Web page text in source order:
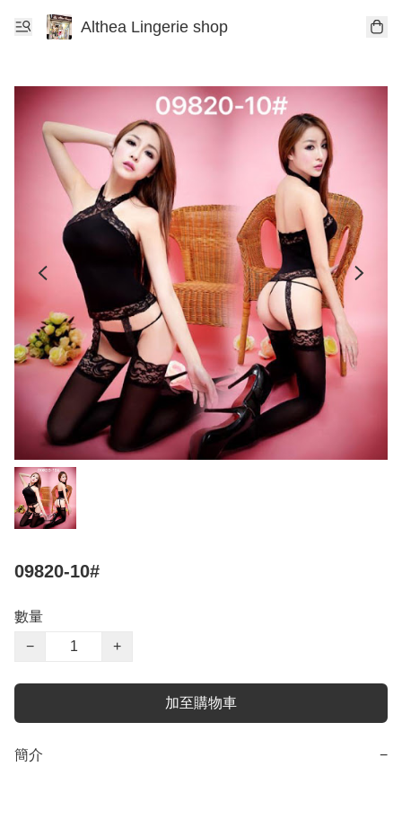
Althea Lingerie shop
09820-10#
數量
−
+
加至購物車
簡介 −